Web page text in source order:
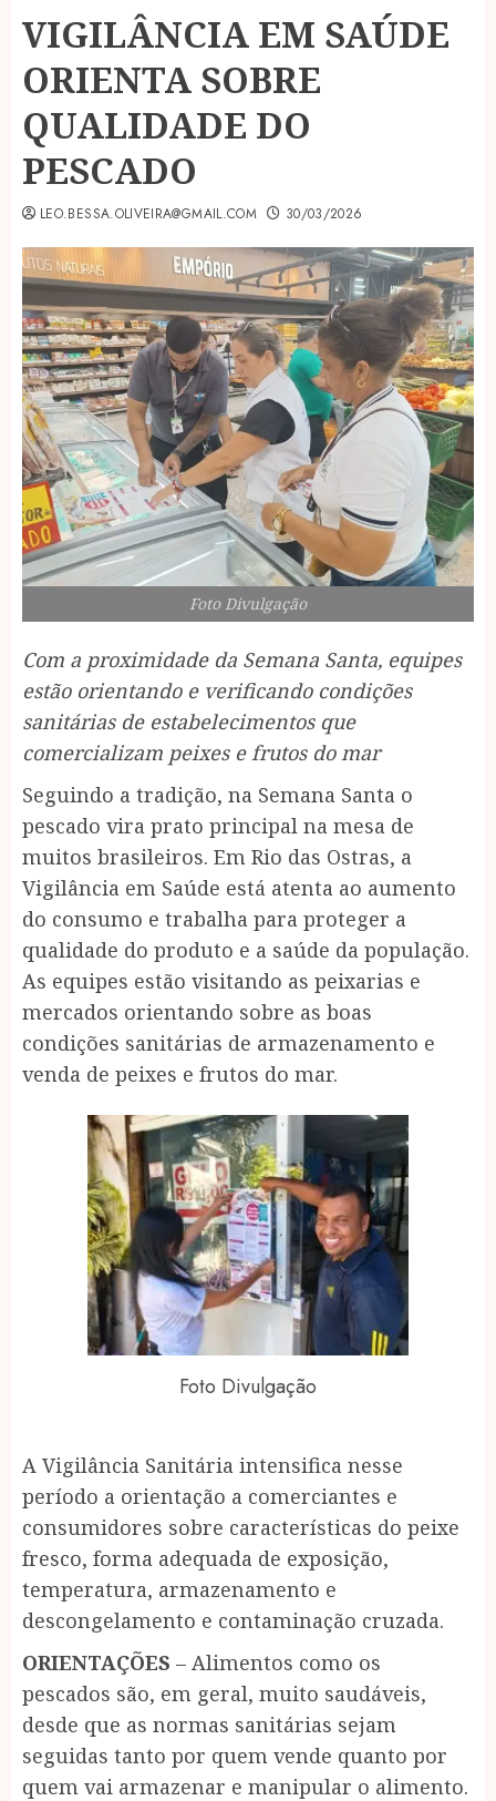
VIGILÂNCIA EM SAÚDE
ORIENTA SOBRE
QUALIDADE DO
PESCADO
LEO.BESSA.OLIVEIRA@GMAIL.COM 30/03/2026
Foto Divulgação
Com a proximidade da Semana Santa, equipes
estão orientando e verificando condições
sanitárias de estabelecimentos que
comercializam peixes e frutos do mar
Seguindo a tradição, na Semana Santa o
pescado vira prato principal na mesa de
muitos brasileiros. Em Rio das Ostras, a
Vigilância em Saúde está atenta ao aumento
do consumo e trabalha para proteger a
qualidade do produto e a saúde da população.
As equipes estão visitando as peixarias e
mercados orientando sobre as boas
condições sanitárias de armazenamento e
venda de peixes e frutos do mar.
Foto Divulgação
A Vigilância Sanitária intensifica nesse
período a orientação a comerciantes e
consumidores sobre características do peixe
fresco, forma adequada de exposição,
temperatura, armazenamento e
descongelamento e contaminação cruzada.
ORIENTAÇÕES – Alimentos como os
pescados são, em geral, muito saudáveis,
desde que as normas sanitárias sejam
seguidas tanto por quem vende quanto por
quem vai armazenar e manipular o alimento.